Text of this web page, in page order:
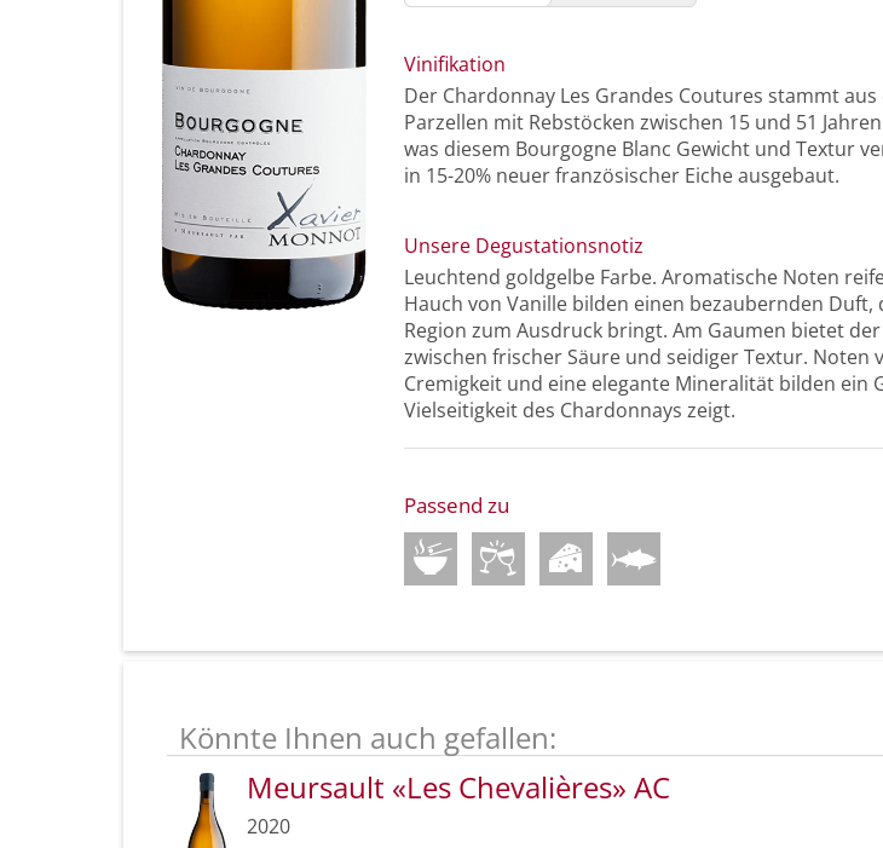
Vinifikation
Der Chardonnay Les Grandes Coutures stammt
Parzellen mit Rebstöcken zwischen 15 und 51
was diesem Bourgogne Blanc Gewicht und Textur
in 15-20% neuer französischer Eiche ausgebaut.
Unsere Degustationsnotiz
Leuchtend goldgelbe Farbe. Aromatische Noten
Hauch von Vanille bilden einen bezaubernden
Region zum Ausdruck bringt. Am Gaumen bietet
zwischen frischer Säure und seidiger Textur. Noten
Cremigkeit und eine elegante Mineralität bilden ein
Vielseitigkeit des Chardonnays zeigt.
Passend zu
Könnte Ihnen auch gefallen:
Meursault «Les Chevalières» AC
2020